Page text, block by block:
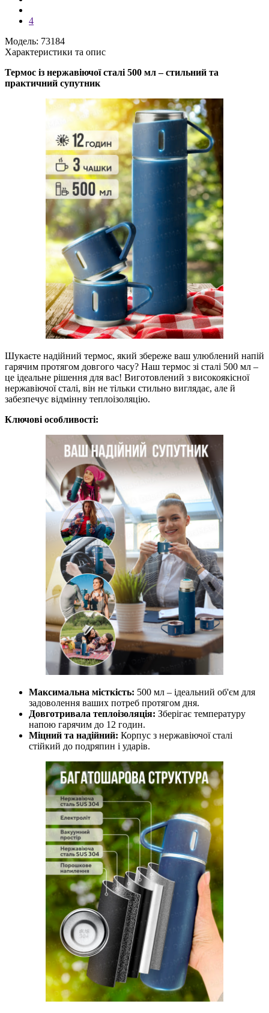
4
Модель: 73184
Характеристики та опис
Термос із нержавіючої сталі 500 мл – стильний та
практичний супутник
Шукаєте надійний термос, який збереже ваш улюблений напій
гарячим протягом довгого часу? Наш термос зі сталі 500 мл –
це ідеальне рішення для вас! Виготовлений з високоякісної
нержавіючої сталі, він не тільки стильно виглядає, але й
забезпечує відмінну теплоізоляцію.
Ключові особливості:
Максимальна місткість: 500 мл – ідеальний об'єм для
задоволення ваших потреб протягом дня.
Довготривала теплоізоляція: Зберігає температуру
напою гарячим до 12 годин.
Міцний та надійний: Корпус з нержавіючої сталі
стійкий до подряпин і ударів.